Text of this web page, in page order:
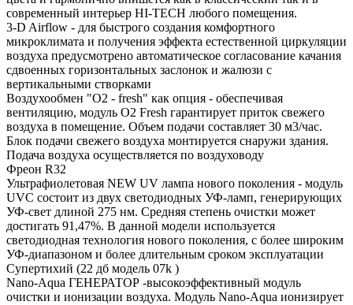
современный интерьер HI-TECH любого помещения.
3-D Airflow - для быстрого создания комфортного
микроклимата и получения эффекта естественной циркуляции
воздуха предусмотрено автоматическое согласование качания
сдвоенных горизонтальных заслонок и жалюзи с
вертикальными створками
Воздухообмен "О2 - fresh" как опция - обеспечивая
вентиляцию, модуль O2 Fresh гарантирует приток свежего
воздуха в помещение. Объем подачи составляет 30 м3/час.
Блок подачи свежего воздуха монтируется снаружи здания.
Подача воздуха осуществляется по воздуховоду
Фреон R32
Ультрафиолетовая NEW UV лампа нового поколения - модуль
UVC состоит из двух светодиодных УФ-ламп, генерирующих
УФ-свет длиной 275 нм. Средняя степень очистки может
достигать 91,47%. В данной модели используется
светодиодная технология нового поколения, с более широким
УФ-диапазоном и более длительным сроком эксплуатации
Супертихий (22 дб модель 07k )
Nano-Aqua ГЕНЕРАТОР -высокоэффективный модуль
очистки и ионизации воздуха. Модуль Nano-Aqua ионизирует